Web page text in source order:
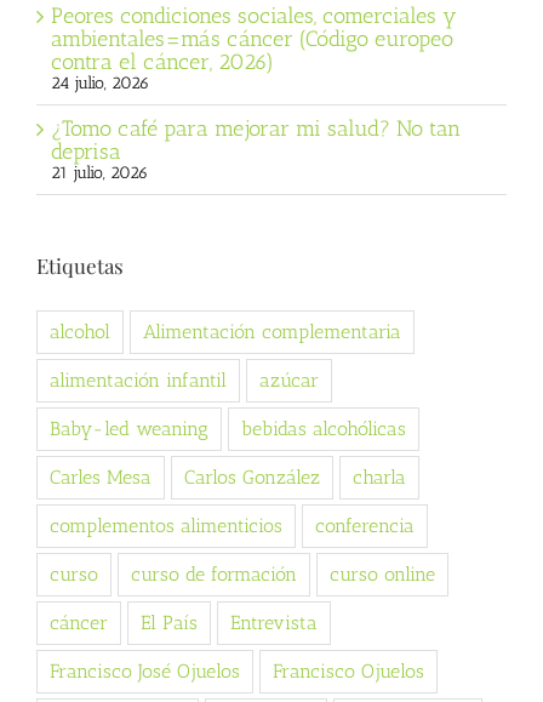
Peores condiciones sociales, comerciales y
ambientales=más cáncer (Código europeo
contra el cáncer, 2026)
24 julio, 2026
¿Tomo café para mejorar mi salud? No tan
deprisa
21 julio, 2026
Etiquetas
alcohol Alimentación complementaria
alimentación infantil azúcar
Baby-led weaning bebidas alcohólicas
Carles Mesa Carlos González charla
complementos alimenticios conferencia
curso curso de formación curso online
cáncer El País Entrevista
Francisco José Ojuelos Francisco Ojuelos